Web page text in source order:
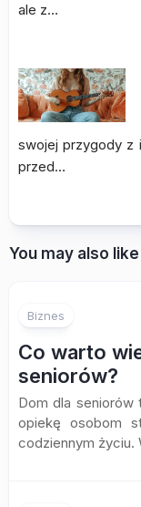
ale z…
swojej przygody z
przed…
You may also like
Biznes
Co warto
seniorów?
Dom dla
opiekę osobom
codziennym życiu.